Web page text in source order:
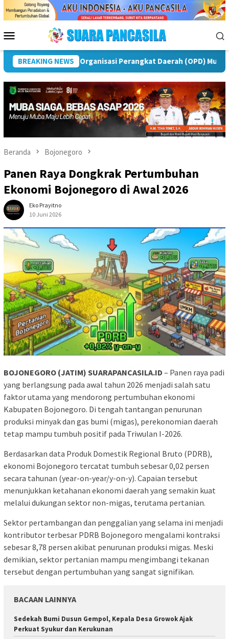
Menu
Mobile
BREAKING NEWS
Rawas Puncak Peringatan IPeKB Ke-19, Plt Bupati
Beranda Bojonegoro
Panen Raya Dongkrak Pertumbuhan
Ekonomi Bojonegoro di Awal 2026
Eko Prayitno
10 Juni 2026
BOJONEGORO (JATIM) SUARAPANCASILA.ID – Panen raya padi
yang berlangsung pada awal tahun 2026 menjadi salah satu
faktor utama yang mendorong pertumbuhan ekonomi
Kabupaten Bojonegoro. Di tengah tantangan penurunan
produksi minyak dan gas bumi (migas), perekonomian daerah
tetap mampu tumbuh positif pada Triwulan I-2026.
Berdasarkan data Produk Domestik Regional Bruto (PDRB),
ekonomi Bojonegoro tercatat tumbuh sebesar 0,02 persen
secara tahunan (year-on-year/y-on-y). Capaian tersebut
menunjukkan ketahanan ekonomi daerah yang semakin kuat
melalui dukungan sektor non-migas, terutama pertanian.
Sektor pertambangan dan penggalian yang selama ini menjadi
kontributor terbesar PDRB Bojonegoro mengalami kontraksi
sebesar 8,78 persen akibat penurunan produksi migas. Meski
demikian, sektor pertanian mampu mengimbangi tekanan
tersebut dengan pertumbuhan yang sangat signifikan.
BACAAN LAINNYA
Sedekah Bumi Dusun Gempol, Kepala Desa Growok Ajak
Perkuat Syukur dan Kerukunan